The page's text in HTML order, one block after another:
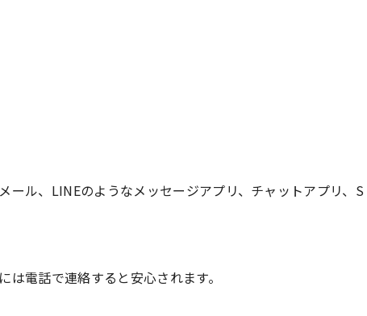
ール、LINEのようなメッセージアプリ、チャットアプリ、S
電話で連絡すると安心されます。